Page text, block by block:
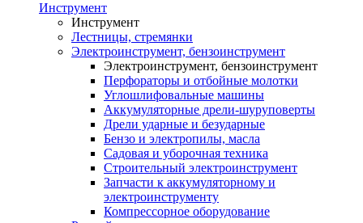
Инструмент
Инструмент
Лестницы, стремянки
Электроинструмент, бензоинструмент
Электроинструмент, бензоинструмент
Перфораторы и отбойные молотки
Углошлифовальные машины
Аккумуляторные дрели-шуруповерты
Дрели ударные и безударные
Бензо и электропилы, масла
Садовая и уборочная техника
Строительный электроинструмент
Запчасти к аккумуляторному и
электроинструменту
Компрессорное оборудование